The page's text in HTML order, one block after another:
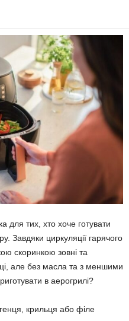
для тих, хто хоче готувати
Завдяки циркуляції гарячого
скоринкою зовні та
але без масла та з меншими
в аерогрилі?
крильця або філе